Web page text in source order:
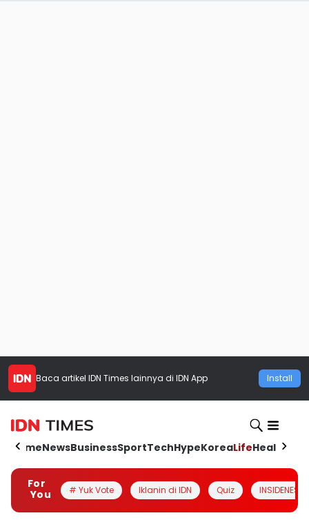
Baca artikel IDN Times lainnya di IDN App Install
HomeNewsBusinessSportTechHypeKoreaLifeHealth
For
You
# Yuk Vote Iklanin di IDN Quiz INSIDENESIA